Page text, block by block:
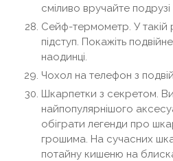
сміливо вручайте
Сейф-термометр. У такій
підступ. Покажіть
наодинці.
Чохол на телефон з
Шкарпетки з секретом.
найпопулярнішого
обіграти легенди про
грошима. На сучасних
потайну кишеню на